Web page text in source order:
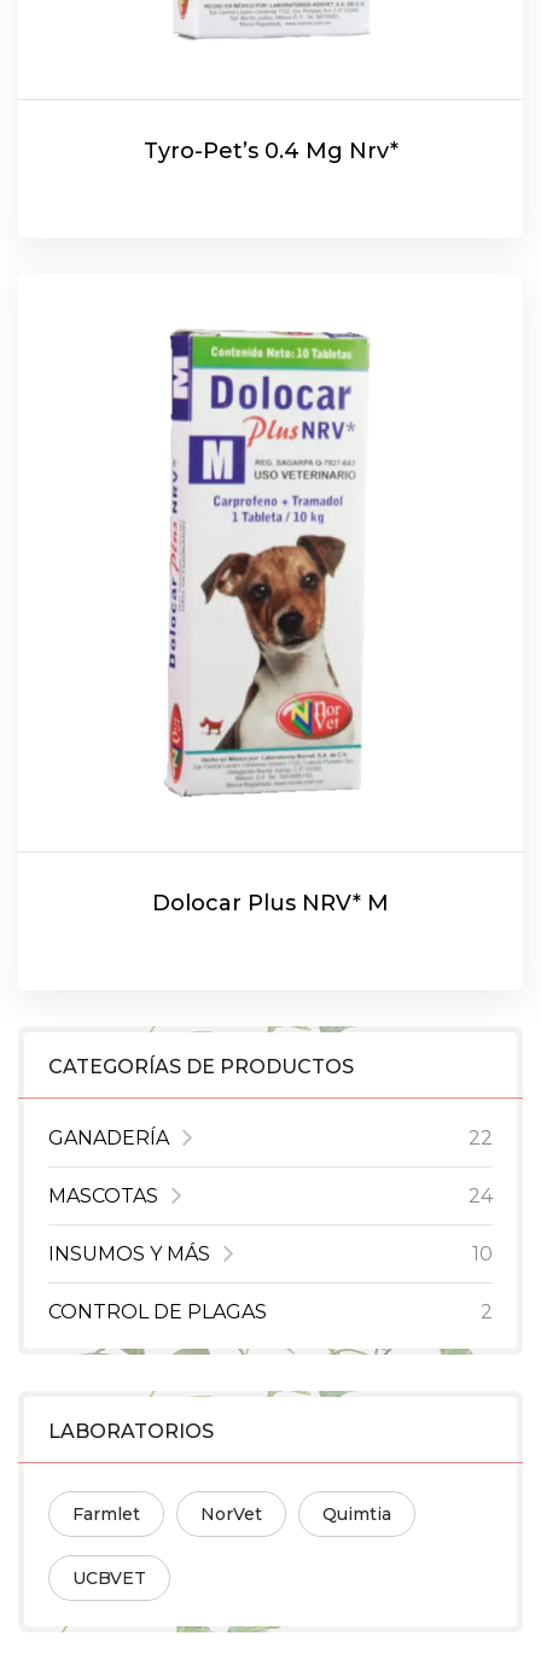
CATEGORÍAS DE PRODUCTOS
GANADERÍA 22
MASCOTAS 24
INSUMOS Y MÁS 10
CONTROL DE PLAGAS 2
LABORATORIOS
Farmlet NorVet Quimtia
UCBVET
Tyro-Pet’s 0.4 Mg Nrv*
Dolocar Plus NRV* M